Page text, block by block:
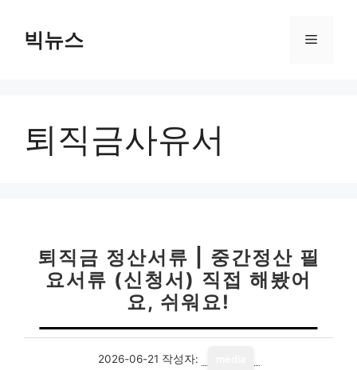
빅뉴스 메
퇴직금사유서
퇴직금 정산서류 | 중간정산 필
요서류 (신청서) 직접 해봤어
요, 쉬워요!
2026-06-21 작성자: